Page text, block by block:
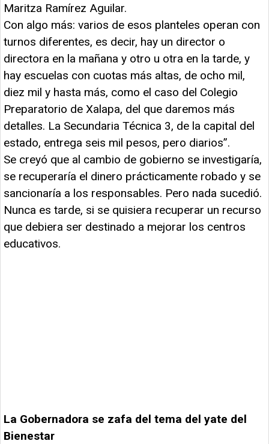
Maritza Ramírez Aguilar.
Con algo más: varios de esos planteles operan con
turnos diferentes, es decir, hay un director o
directora en la mañana y otro u otra en la tarde, y
hay escuelas con cuotas más altas, de ocho mil,
diez mil y hasta más, como el caso del Colegio
Preparatorio de Xalapa, del que daremos más
detalles. La Secundaria Técnica 3, de la capital del
estado, entrega seis mil pesos, pero diarios”.
Se creyó que al cambio de gobierno se investigaría,
se recuperaría el dinero prácticamente robado y se
sancionaría a los responsables. Pero nada sucedió.
Nunca es tarde, si se quisiera recuperar un recurso
que debiera ser destinado a mejorar los centros
educativos.
La Gobernadora se zafa del tema del yate del
Bienestar